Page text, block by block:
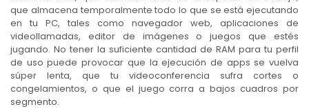
que almacena temporalmente todo lo que se está ejecutando
en tu PC, tales como navegador web, aplicaciones de
videollamadas, editor de imágenes o juegos que estés
jugando. No tener la suficiente cantidad de RAM para tu perfil
de uso puede provocar que la ejecución de apps se vuelva
súper lenta, que tu videoconferencia sufra cortes o
congelamientos, o que el juego corra a bajos cuadros por
segmento.